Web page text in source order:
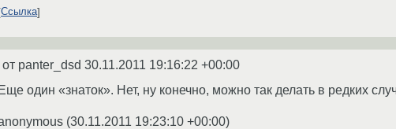
Ссылка
от panter_dsd 30.11.2011 19:16:22 +00:00
Еще один «знаток». Нет, ну конечно, можно так делать в редких
(30.11.2011 19:23:10 +00:00)